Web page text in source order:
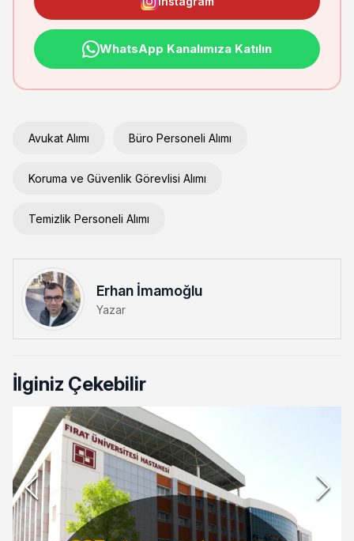
WhatsApp Kanalımıza Katılın
Avukat Alımı Büro Personeli Alımı
Koruma ve Güvenlik Görevlisi Alımı
Temizlik Personeli Alımı
Erhan İmamoğlu
Yazar
İlginiz Çekebilir